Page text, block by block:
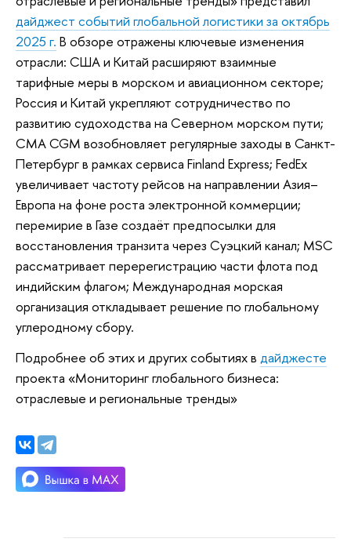
дайджест событий глобальной логистики за октябрь
2025 г. В обзоре отражены ключевые изменения
отрасли: США и Китай расширяют взаимные
тарифные меры в морском и авиационном секторе;
Россия и Китай укрепляют сотрудничество по
развитию судоходства на Северном морском пути;
CMA CGM возобновляет регулярные заходы в Санкт-
Петербург в рамках сервиса Finland Express; FedEx
увеличивает частоту рейсов на направлении Азия–
Европа на фоне роста электронной коммерции;
перемирие в Газе создаёт предпосылки для
восстановления транзита через Суэцкий канал; MSC
рассматривает перерегистрацию части флота под
индийским флагом; Международная морская
организация откладывает решение по глобальному
углеродному сбору.
Подробнее об этих и других событиях в дайджесте
проекта «Мониторинг глобального бизнеса:
отраслевые и региональные тренды»